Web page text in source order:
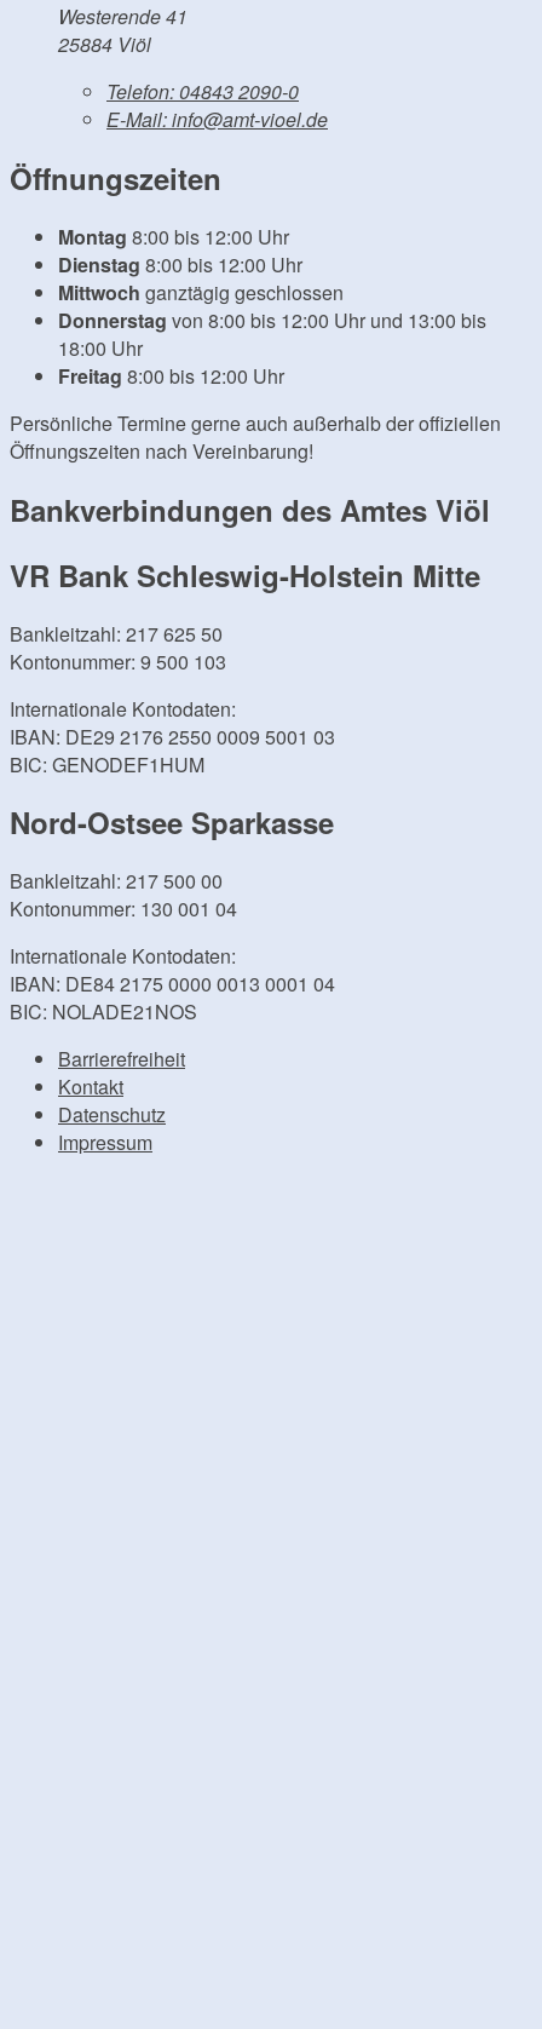
Westerende 41
25884 Viöl
Telefon: 04843 2090-0
E-Mail:info@amt-vioel.de
Öffnungszeiten
Montag 8:00 bis 12:00 Uhr
Dienstag 8:00 bis 12:00 Uhr
Mittwoch ganztägig geschlossen
Donnerstag von 8:00 bis 12:00 Uhr und 13:00 bis
18:00 Uhr
Freitag 8:00 bis 12:00 Uhr
Persönliche Termine gerne auch außerhalb der offiziellen
Öffnungszeiten nach Vereinbarung!
Bankverbindungen des Amtes Viöl
VR Bank Schleswig-Holstein Mitte
Bankleitzahl: 217 625 50
Kontonummer: 9 500 103
Internationale Kontodaten:
IBAN: DE29 2176 2550 0009 5001 03
BIC: GENODEF1HUM
Nord-Ostsee Sparkasse
Bankleitzahl: 217 500 00
Kontonummer: 130 001 04
Internationale Kontodaten:
IBAN: DE84 2175 0000 0013 0001 04
BIC: NOLADE21NOS
Barrierefreiheit
Kontakt
Datenschutz
Impressum